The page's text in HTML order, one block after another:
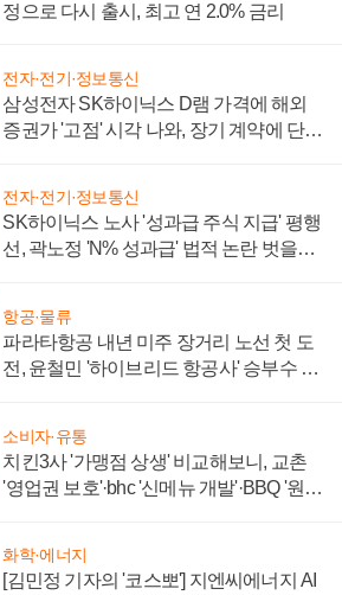
정으로 다시 출시, 최고 연 2.0% 금리
전자·전기·정보통신
삼성전자 SK하이닉스 D램 가격에 해외
증권가 '고점' 시각 나와, 장기 계약에 단점
전자·전기·정보통신
SK하이닉스 노사 '성과급 주식 지급' 평행
선, 곽노정 'N% 성과급' 법적 논란 벗을지
항공·물류
파라타항공 내년 미주 장거리 노선 첫 도
전, 윤철민 '하이브리드 항공사' 승부수 통
소비자·유통
치킨3사 '가맹점 상생' 비교해보니, 교촌
'영업권 보호'·bhc '신메뉴 개발'·BBQ '원가
화학·에너지
[김민정 기자의 '코스뽀'] 지엔씨에너지 AI